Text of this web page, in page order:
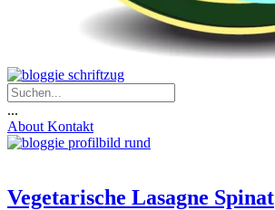
...
About Kontakt
Vegetarische Lasagne Spinat